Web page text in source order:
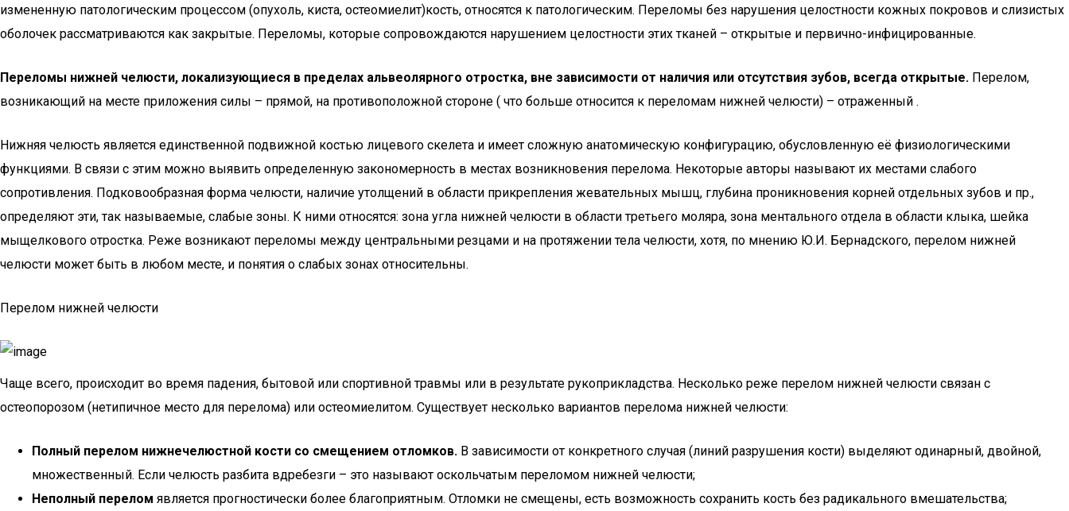
измененную патологическим процессом (опухоль, киста, остеомиелит)кость, относятся к патологическим. Переломы без нарушения целостности кожных покровов и слизистых
оболочек рассматриваются как закрытые. Переломы, которые сопровождаются нарушением целостности этих тканей – открытые и первично-инфицированные.
Переломы нижней челюсти, локализующиеся в пределах альвеолярного отростка, вне зависимости от наличия или отсутствия зубов, всегда открытые. Перелом,
возникающий на месте приложения силы – прямой, на противоположной стороне ( что больше относится к переломам нижней челюсти) – отраженный .
Нижняя челюсть является единственной подвижной костью лицевого скелета и имеет сложную анатомическую конфигурацию, обусловленную её физиологическими
функциями. В связи с этим можно выявить определенную закономерность в местах возникновения перелома. Некоторые авторы называют их местами слабого
сопротивления. Подковообразная форма челюсти, наличие утолщений в области прикрепления жевательных мышц, глубина проникновения корней отдельных зубов и пр.,
определяют эти, так называемые, слабые зоны. К ними относятся: зона угла нижней челюсти в области третьего моляра, зона ментального отдела в области клыка, шейка
мыщелкового отростка. Реже возникают переломы между центральными резцами и на протяжении тела челюсти, хотя, по мнению Ю.И. Бернадского, перелом нижней
челюсти может быть в любом месте, и понятия о слабых зонах относительны.
Перелом нижней челюсти
Чаще всего, происходит во время падения, бытовой или спортивной травмы или в результате рукоприкладства. Несколько реже перелом нижней челюсти связан с
остеопорозом (нетипичное место для перелома) или остеомиелитом. Существует несколько вариантов перелома нижней челюсти:
Полный перелом нижнечелюстной кости со смещением отломков. В зависимости от конкретного случая (линий разрушения кости) выделяют одинарный, двойной,
множественный. Если челюсть разбита вдребезги – это называют оскольчатым переломом нижней челюсти;
Неполный перелом является прогностически более благоприятным. Отломки не смещены, есть возможность сохранить кость без радикального вмешательства;